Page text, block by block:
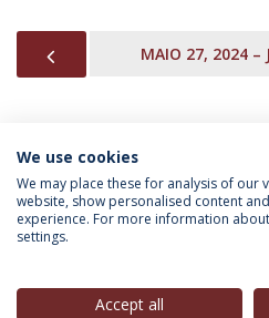
PREVIOUSMAIO 27, 2024 –
INFORMAÇÃO PARA
We use cookies
We may place these for analysis of
website, show personalised content
experience. For more information
settings.
Accept all